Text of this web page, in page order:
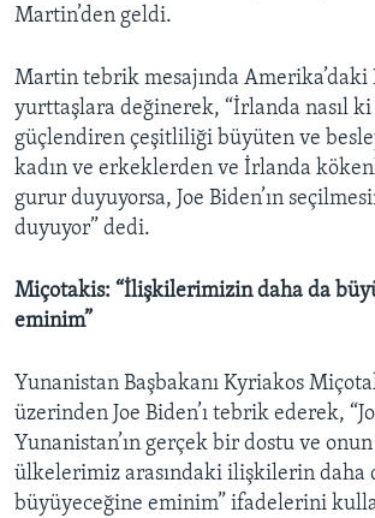
Martin’den geldi.
Martin tebrik mesajında Amerika’daki
yurttaşlara değinerek, “İrlanda nasıl ki
güçlendiren çeşitliliği büyüten ve
kadın ve erkeklerden ve İrlanda
gurur duyuyorsa, Joe Biden’ın
duyuyor” dedi.
Miçotakis: “İlişkilerimizin daha da
eminim”
Yunanistan Başbakanı Kyriakos
üzerinden Joe Biden’ı tebrik ederek,
Yunanistan’ın gerçek bir dostu ve
ülkelerimiz arasındaki ilişkilerin daha
büyüyeceğine eminim” ifadelerini